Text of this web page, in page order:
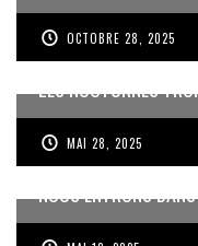
OCTOBRE 28, 2025
LES NOCTURNES
MAI 28, 2025
NOUS ENTRONS